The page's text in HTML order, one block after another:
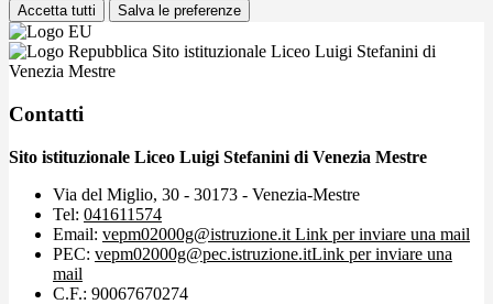
Accetta tutti Salva le preferenze
Sito istituzionale Liceo Luigi Stefanini di
Venezia Mestre
Contatti
Sito istituzionale Liceo Luigi Stefanini di Venezia Mestre
Via del Miglio, 30 - 30173 - Venezia-Mestre
Tel: 041611574
Email: vepm02000g@istruzione.it Link per inviare una mail
PEC: vepm02000g@pec.istruzione.itLink per inviare una
mail
C.F.: 90067670274